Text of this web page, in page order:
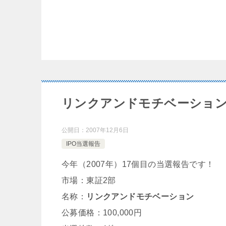
リンクアンドモチベーショ
公開日： 2007年12月6日
IPO当選報告
今年（2007年）17個目の当選報告です！
市場：東証2部
名称： リンクアンドモチベーション
公募価格：100,000円